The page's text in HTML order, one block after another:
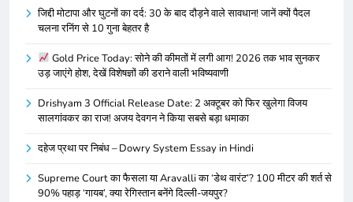
जिद्दी मोटापा और घुटनों का दर्द: 30 के बाद दौड़ने वाले सावधान! जानें क्यों पैदल
चलना रनिंग से 10 गुना बेहतर है
Gold Price Today: सोने की कीमतों में लगी आग! 2026 तक भाव सुनकर
उड़ जाएंगे होश, देखें विशेषज्ञों की डराने वाली भविष्यवाणी
Drishyam 3 Official Release Date: 2 अक्टूबर को फिर खुलेगा विजय
सालगांवकर का राज! अजय देवगन ने किया सबसे बड़ा धमाका
दहेज प्रथा पर निबंध – Dowry System Essay in Hindi
Supreme Court का फैसला या Aravalli का ‘डेथ वारंट’? 100 मीटर की शर्त से
90% पहाड़ ‘गायब’, क्या रेगिस्तान बनेंगे दिल्ली-जयपुर?